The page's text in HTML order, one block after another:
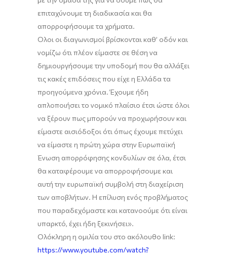
επιταχύνουμε τη διαδικασία και θα
απορροφήσουμε τα χρήματα.
Ολοι οι διαγωνισμοί βρίσκονται καθ’ οδόν και
νομίζω ότι πλέον είμαστε σε θέση να
δημιουργήσουμε την υποδομή που θα αλλάξει
τις κακές επιδόσεις που είχε η Ελλάδα τα
προηγούμενα χρόνια.Έχουμε ήδη
απλοποιήσει το νομικό πλαίσιο έτσι ώστε όλοι
να ξέρουν πως μπορούν να προχωρήσουν και
είμαστε αισιόδοξοι ότι όπως έχουμε πετύχει
να είμαστε η πρώτη χώρα στην Ευρωπαϊκή
Ένωση απορρόφησης κονδυλίων σε όλα, έτσι
θα καταφέρουμε να απορροφήσουμε και
αυτή την ευρωπαϊκή συμβολή στη διαχείριση
των αποβλήτων. Η επίλυση ενός προβλήματος
που παραδεχόμαστε και κατανοούμε ότι είναι
υπαρκτό, έχει ήδη ξεκινήσει».
Ολόκληρη η ομιλία του στο ακόλουθο link:
https://www.youtube.com/watch?